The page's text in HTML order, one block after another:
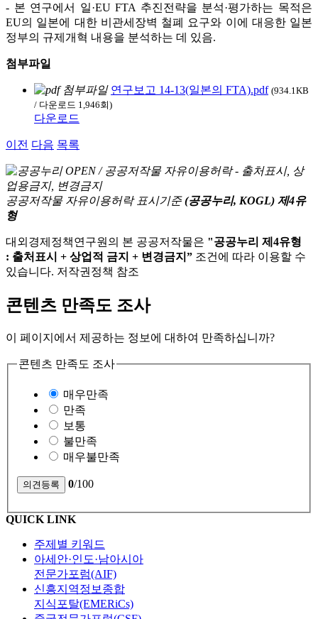
- 본 연구에서 일·EU FTA 추진전략을 분석·평가하는 목적은
EU의 일본에 대한 비관세장벽 철폐 요구와 이에 대응한 일본
정부의 규제개혁 내용을 분석하는 데 있음.
첨부파일
연구보고 14-13(일본의 FTA).pdf (934.1KB
/ 다운로드 1,946회)
다운로드
이전 다음 목록
공공저작물 자유이용허락 표시기준 (공공누리, KOGL) 제4유
형
대외경제정책연구원의 본 공공저작물은 "공공누리 제4유형
: 출처표시 + 상업적 금지 + 변경금지” 조건에 따라 이용할 수
있습니다. 저작권정책 참조
콘텐츠 만족도 조사
이 페이지에서 제공하는 정보에 대하여 만족하십니까?
콘텐츠 만족도 조사
매우만족
만족
보통
불만족
매우불만족
0/100
QUICK LINK
주제별 키워드
아세안·인도·남아시아
전문가포럼(AIF)
신흥지역정보종합
지식포탈(EMERiCs)